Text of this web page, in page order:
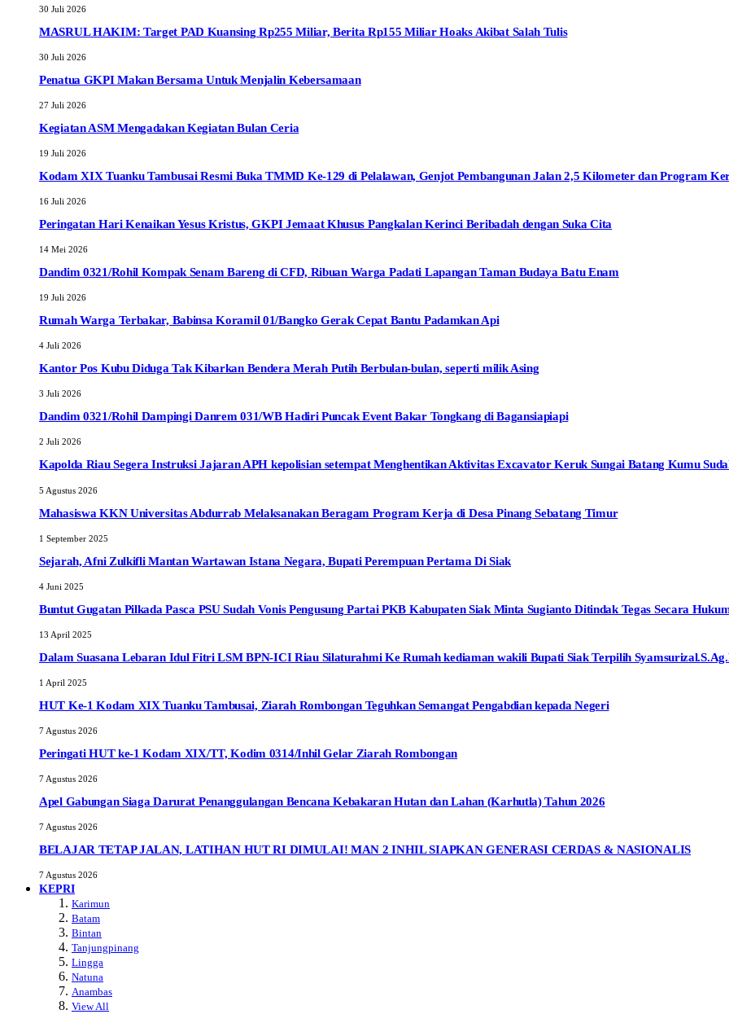
30 Juli 2026
MASRUL HAKIM: Target PAD Kuansing Rp255 Miliar, Berita Rp155 Miliar Hoaks Akibat Salah Tulis
30 Juli 2026
Penatua GKPI Makan Bersama Untuk Menjalin Kebersamaan
27 Juli 2026
Kegiatan ASM Mengadakan Kegiatan Bulan Ceria
19 Juli 2026
Kodam XIX Tuanku Tambusai Resmi Buka TMMD Ke-129 di Pelalawan, Genjot Pembangunan Jalan 2,5 Kilometer dan Program
16 Juli 2026
Peringatan Hari Kenaikan Yesus Kristus, GKPI Jemaat Khusus Pangkalan Kerinci Beribadah dengan Suka Cita
14 Mei 2026
Dandim 0321/Rohil Kompak Senam Bareng di CFD, Ribuan Warga Padati Lapangan Taman Budaya Batu Enam
19 Juli 2026
Rumah Warga Terbakar, Babinsa Koramil 01/Bangko Gerak Cepat Bantu Padamkan Api
4 Juli 2026
Kantor Pos Kubu Diduga Tak Kibarkan Bendera Merah Putih Berbulan-bulan, seperti milik Asing
3 Juli 2026
Dandim 0321/Rohil Dampingi Danrem 031/WB Hadiri Puncak Event Bakar Tongkang di Bagansiapiapi
2 Juli 2026
Kapolda Riau Segera Instruksi Jajaran APH kepolisian setempat Menghentikan Aktivitas Excavator Keruk Sungai Batang Kumu
5 Agustus 2026
Mahasiswa KKN Universitas Abdurrab Melaksanakan Beragam Program Kerja di Desa Pinang Sebatang Timur
1 September 2025
Sejarah, Afni Zulkifli Mantan Wartawan Istana Negara, Bupati Perempuan Pertama Di Siak
4 Juni 2025
Buntut Gugatan Pilkada Pasca PSU Sudah Vonis Pengusung Partai PKB Kabupaten Siak Minta Sugianto Ditindak Tegas Secara
13 April 2025
Dalam Suasana Lebaran Idul Fitri LSM BPN-ICI Riau Silaturahmi Ke Rumah kediaman wakili Bupati Siak Terpilih
1 April 2025
HUT Ke-1 Kodam XIX Tuanku Tambusai, Ziarah Rombongan Teguhkan Semangat Pengabdian kepada Negeri
7 Agustus 2026
Peringati HUT ke-1 Kodam XIX/TT, Kodim 0314/Inhil Gelar Ziarah Rombongan
7 Agustus 2026
Apel Gabungan Siaga Darurat Penanggulangan Bencana Kebakaran Hutan dan Lahan (Karhutla) Tahun 2026
7 Agustus 2026
BELAJAR TETAP JALAN, LATIHAN HUT RI DIMULAI! MAN 2 INHIL SIAPKAN GENERASI CERDAS & NASIONALIS
7 Agustus 2026
KEPRI
Karimun
Batam
Bintan
Tanjungpinang
Lingga
Natuna
Anambas
View All